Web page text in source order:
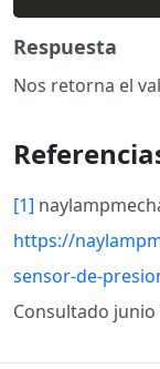
Respuesta
Nos retorna el
[1]
https://
sensor-de-
Consultado junio